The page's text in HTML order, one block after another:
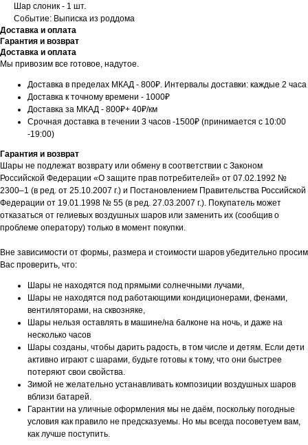
Шар слоник - 1 шт.
Событие: Выписка из роддома
Доставка и оплата
Гарантия и возврат
Доставка и оплата
Мы привозим все готовое, надутое.
Доставка в пределах МКАД - 800₽. Интервалы доставки: каждые 2 часа
Доставка к точному времени - 1000₽
Доставка за МКАД - 800₽+ 40₽/км
Срочная доставка в течении 3 часов -1500₽ (принимается с 10:00
-19:00)
Гарантия и возврат
Шары не подлежат возврату или обмену в соответствии с Законом
Российской Федерации «О защите прав потребителей» от 07.02.1992 №
2300–1 (в ред. от 25.10.2007 г.) и Постановлением Правительства Российской
Федерации от 19.01.1998 № 55 (в ред. 27.03.2007 г.). Покупатель может
отказаться от гелиевых воздушных шаров или заменить их (сообщив о
проблеме оператору) только в момент покупки.
Вне зависимости от формы, размера и стоимости шаров убедительно просим
Вас проверить, что:
Шары не находятся под прямыми солнечными лучами,
Шары не находятся под работающими кондиционерами, фенами,
вентиляторами, на сквозняке,
Шары нельзя оставлять в машине/на балконе на ночь, и даже на
несколько часов
Шары созданы, чтобы дарить радость, в том числе и детям. Если дети
активно играют с шарами, будьте готовы к тому, что они быстрее
потеряют свои свойства.
Зимой не желательно устанавливать композиции воздушных шаров
вблизи батарей.
Гарантии на уличные оформления мы не даём, поскольку погодные
условия как правило не предсказуемы. Но мы всегда посоветуем вам,
как лучше поступить.